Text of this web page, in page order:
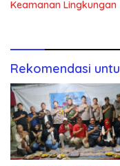
Keamanan Lingkungan
Rekomendasi